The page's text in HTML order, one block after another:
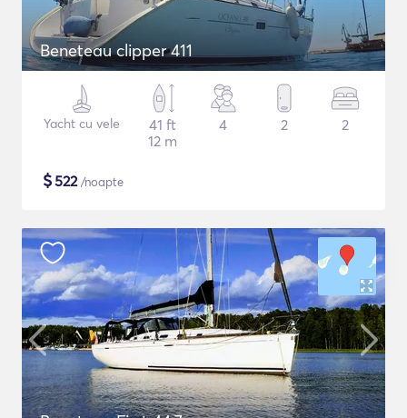
Beneteau clipper 411
Yacht cu vele
41 ft
12 m
4 2 2
$522/noapte